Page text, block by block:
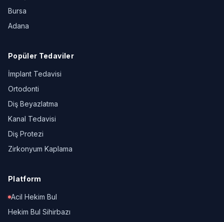
Bursa
Adana
Popüler Tedaviler
İmplant Tedavisi
Ortodonti
Diş Beyazlatma
Kanal Tedavisi
Diş Protezi
Zirkonyum Kaplama
Platform
Acil Hekim Bul
Hekim Bul Sihirbazı